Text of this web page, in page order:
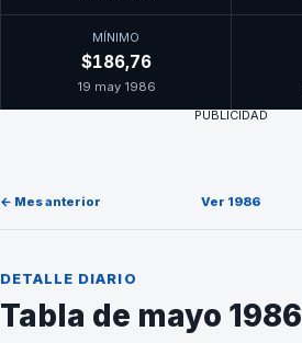
MÍNIMO
$186,76
19 may 1986
PUBLICIDAD
← Mes anterior Ver 1986
DETALLE DIARIO
Tabla de mayo 1986